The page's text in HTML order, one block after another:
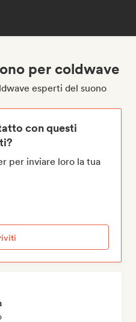
per coldwave
esperti del suono
con questi
per inviare loro la tua